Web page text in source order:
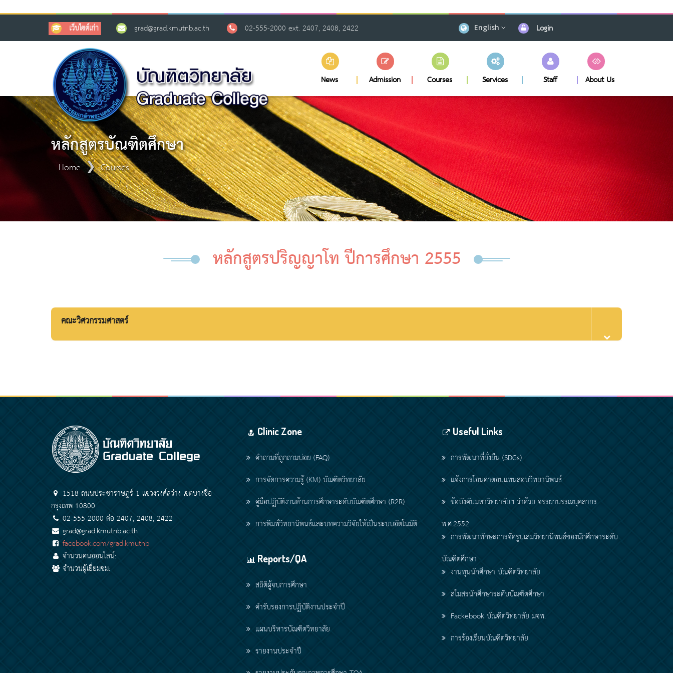
เว็บไซต์เก่า grad@grad.kmutnb.ac.th 02-555-2000 ext. 2407, 2408, 2422 English Login
News Admission Courses Services Staff About Us
หลักสูตรบัณฑิตศึกษา
Home Courses
หลักสูตรปริญญาโท ปีการศึกษา 2555
คณะวิศวกรรมศาสตร์
1518 ถนนประชาราษฎร์ 1 แขวงวงศ์สว่าง เขตบางซื่อ
กรุงเทพ 10800
02-555-2000 ต่อ 2407, 2408, 2422
grad@grad.kmutnb.ac.th
facebook.com/grad.kmutnb
จำนวนคนออนไลน์:
จำนวนผู้เยี่ยมชม:
Clinic Zone
คำถามที่ถูกถามบ่อย (FAQ)
การจัดการความรู้ (KM) บัณฑิตวิทยาลัย
คู่มือปฏิบัติงานด้านการศึกษาระดับบัณฑิตศึกษา (R2R)
การพิมพ์วิทยานิพนธ์และบทความวิจัยให้เป็นระบบอัตโนมัติ
Reports/QA
สถิติผู้จบการศึกษา
คำรับรองการปฏิบัติงานประจำปี
แผนบริหารบัณฑิตวิทยาลัย
รายงานประจำปี
Useful Links
การพัฒนาที่ยั่งยืน (SDGs)
แจ้งการโอนค่าตอบแทนสอบวิทยานิพนธ์
ข้อบังคับมหาวิทยาลัยฯ ว่าด้วย จรรยาบรรณบุคลากร
พ.ศ.2552
การพัฒนาทักษะการจัดรูปเล่มวิทยานิพนธ์ของนักศึกษาระดับ
บัณฑิตศึกษา
งานทุนนักศึกษา บัณฑิตวิทยาลัย
สโมสรนักศึกษาระดับบัณฑิตศึกษา
Fackebook บัณฑิตวิทยาลัย มจพ.
การร้องเรียนบัณฑิตวิทยาลัย